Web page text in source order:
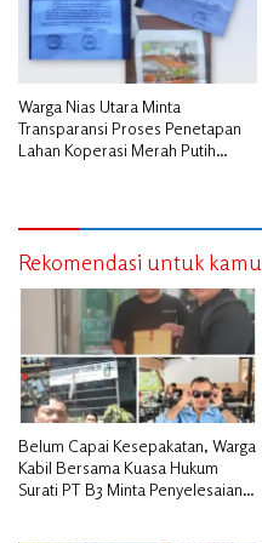
Warga Nias Utara Minta
Transparansi Proses Penetapan
Lahan Koperasi Merah Putih
Rekomendasi untuk kamu
Belum Capai Kesepakatan, Warga
Kabil Bersama Kuasa Hukum
Surati PT B3 Minta Penyelesaian